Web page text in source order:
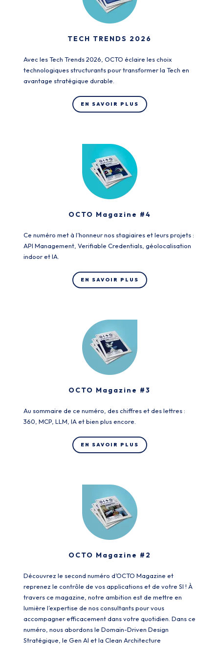
TECH TRENDS 2026
Avec les Tech Trends 2026, OCTO éclaire les choix
technologiques structurants pour transformer la Tech en
avantage stratégique durable.
EN SAVOIR PLUS
OCTO Magazine #4
Ce numéro met à l’honneur nos stagiaires et leurs projets :
API Management, Verifiable Credentials, géolocalisation
indoor et IA.
EN SAVOIR PLUS
OCTO Magazine #3
Au sommaire de ce numéro, des chiffres et des lettres :
360, MCP, LLM, IA et bien plus encore.
EN SAVOIR PLUS
OCTO Magazine #2
Découvrez le second numéro d’OCTO Magazine et
reprenez le contrôle de vos applications et de votre SI ! À
travers ce magazine, notre ambition est de mettre en
lumière l’expertise de nos consultants pour vous
accompagner efficacement dans votre quotidien. Dans ce
numéro, nous abordons le Domain-Driven Design
Stratégique, le Gen AI et la Clean Architecture